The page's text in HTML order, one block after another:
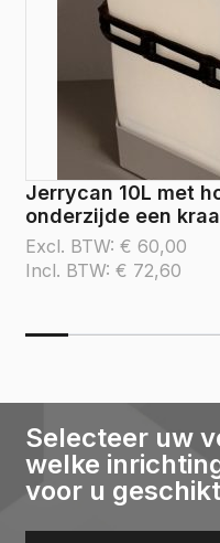
Jerrycan 10L met
onderzijde een
Excl. BTW: € 60,00
Incl. BTW: € 72,60
Selecteer uw
welke
voor u